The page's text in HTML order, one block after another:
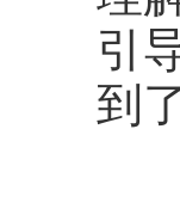
引
到